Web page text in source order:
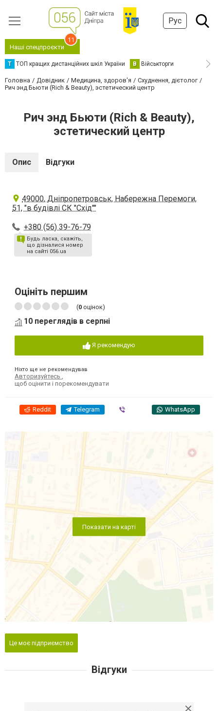
Рус
Наші спецпроєкти
11
Т ТОП кращих дистанційних шкіл України В Військторги
Головна Довідник Медицина, здоров'я
Схуднення, дієтолог
Рич энд Бьюти (Rich & Beauty), эстетический центр
Рич энд Бьюти (Rich & Beauty),
эстетический центр
Опис Відгуки
49000, Дніпропетровськ, Набережна Перемоги,
51, "в будівлі СК "Схід""
+380 (56) 39-76-79
Будь ласка, скажіть,
що дізналися номер
на сайті 056.ua
Оцініть першим
(0 оцінок)
10 переглядів в серпні
Я рекомендую
Ніхто ще не рекомендував
Авторизуйтесь
щоб оцінити і порекомендувати
Reddit Telegram WhatsApp
Показати на карті
Це моє підприємство
Відгуки